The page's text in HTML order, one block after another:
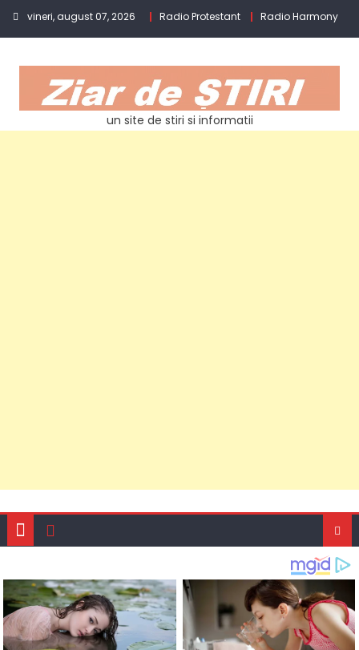
Skip
vineri, august 07, 2026 Radio Protestant Radio Harmony
un site de stiri si informatii